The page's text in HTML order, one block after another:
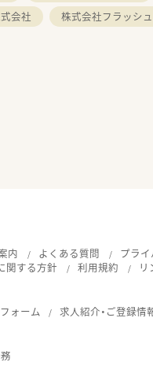
会社 株式会社フラッシュ
内 よくある質問
プライ
関する方針 利用規約 リ
ォーム
求人紹介・ご登録